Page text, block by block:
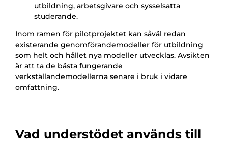
utbildning, arbetsgivare och sysselsatta
studerande.
Inom ramen för pilotprojektet kan såväl redan
existerande genomförandemodeller för utbildning
som helt och hållet nya modeller utvecklas. Avsikten
är att ta de bästa fungerande
verkställandemodellerna senare i bruk i vidare
omfattning.
Vad understödet används till